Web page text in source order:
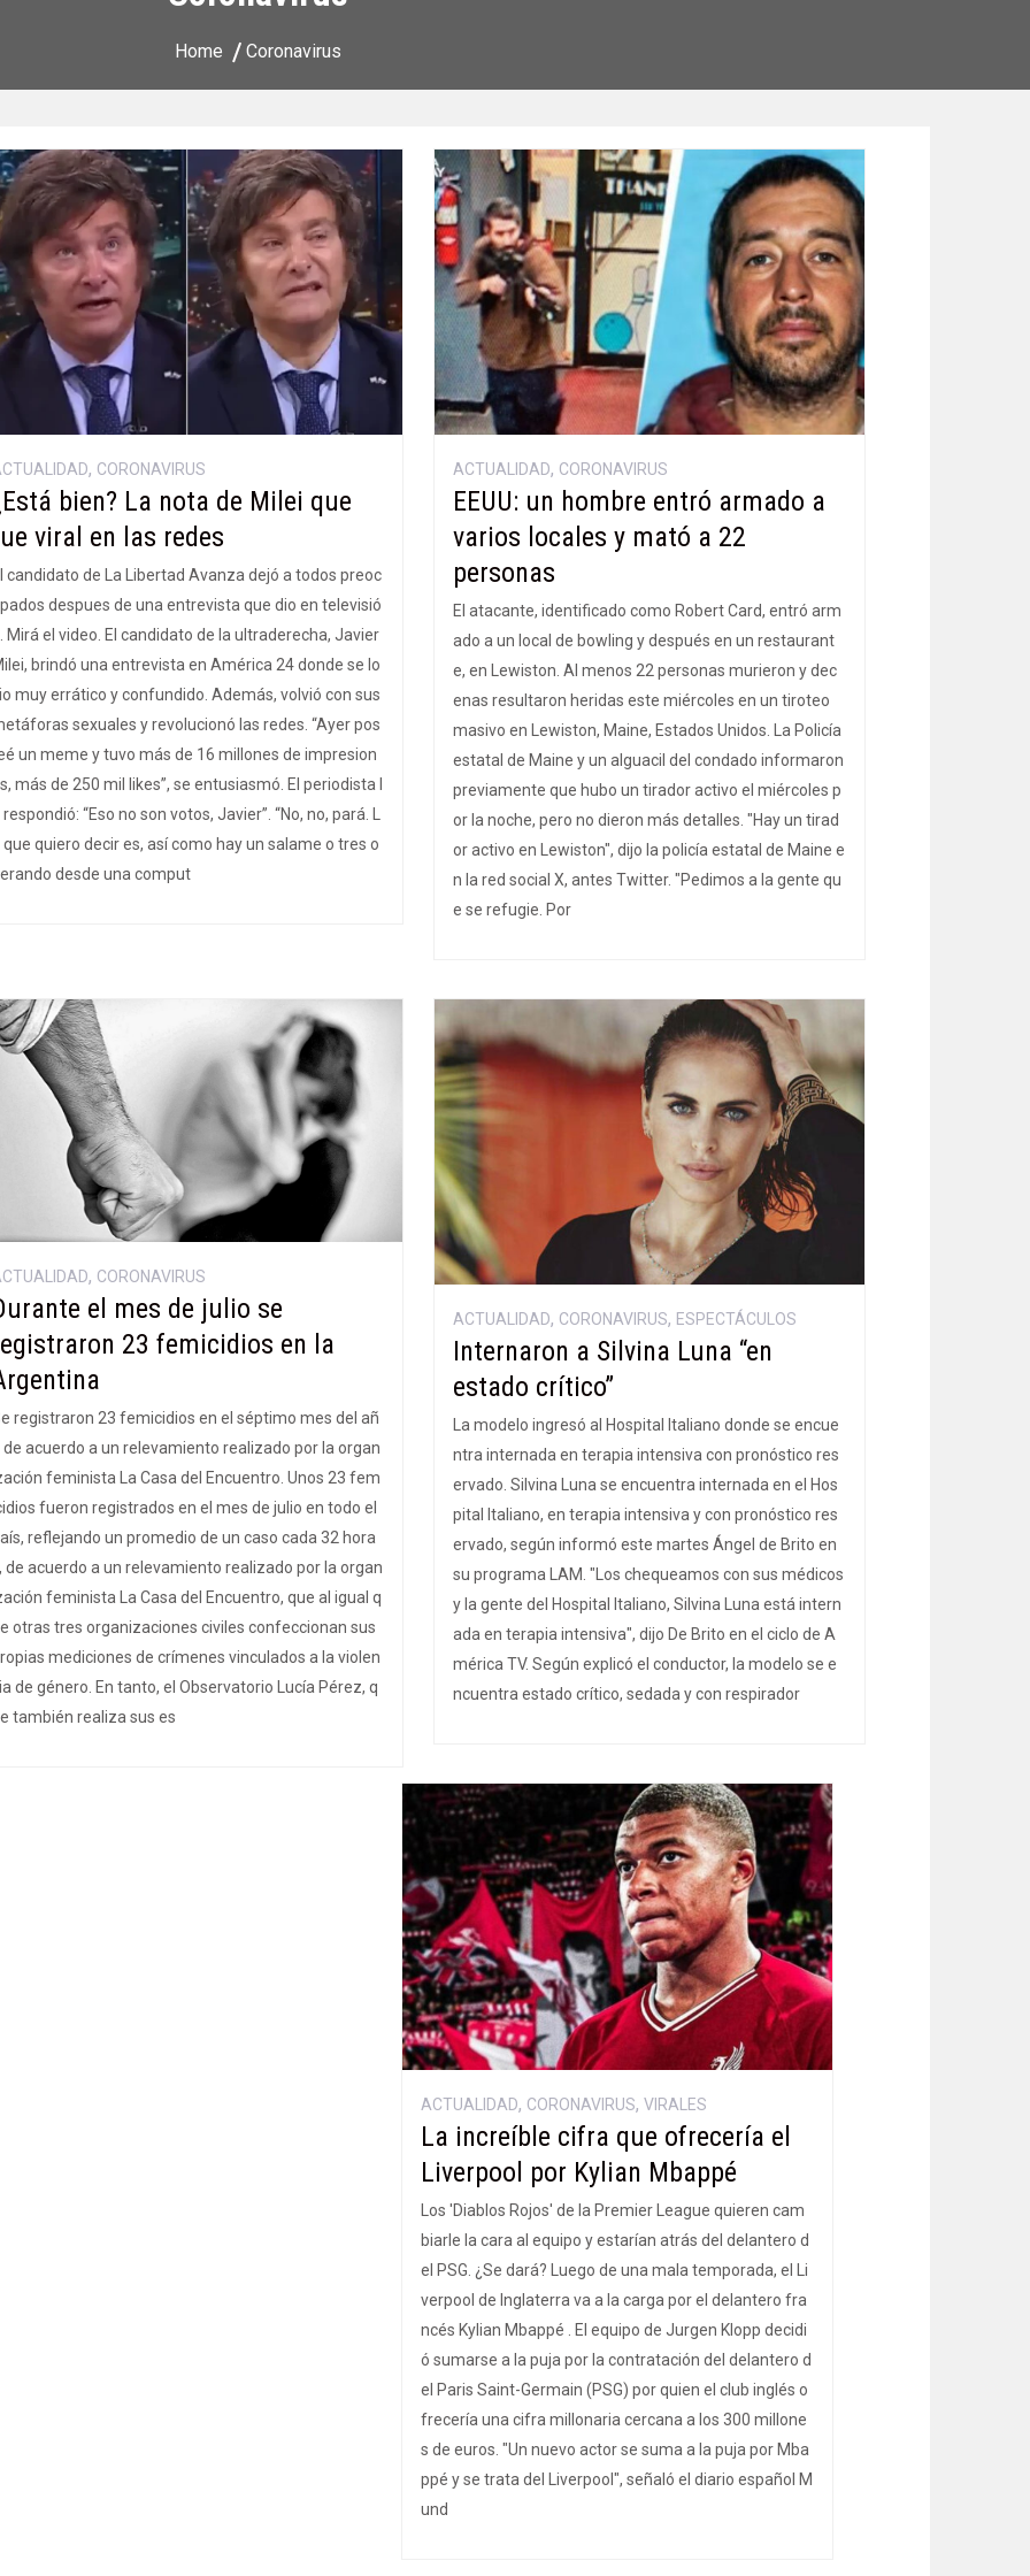
Home Coronavirus
, CORONAVIRUS
bien? La nota de Milei que
viral en las redes
candidato de La Libertad Avanza dejó a todos preoc
despues de una entrevista que dio en televisió
Mirá el video. El candidato de la ultraderecha, Javier
brindó una entrevista en América 24 donde se lo
muy errático y confundido. Además, volvió con sus
sexuales y revolucionó las redes. “Ayer pos
un meme y tuvo más de 16 millones de impresion
más de 250 mil likes”, se entusiasmó. El periodista l
respondió: “Eso no son votos, Javier”. “No, no, pará. L
que quiero decir es, así como hay un salame o tres o
desde una comput
ACTUALIDAD, CORONAVIRUS
EEUU: un hombre entró armado a
varios locales y mató a 22
personas
El atacante, identificado como Robert Card, entró arm
ado a un local de bowling y después en un restaurant
e, en Lewiston. Al menos 22 personas murieron y dec
enas resultaron heridas este miércoles en un tiroteo
masivo en Lewiston, Maine, Estados Unidos. La Policía
estatal de Maine y un alguacil del condado informaron
previamente que hubo un tirador activo el miércoles p
or la noche, pero no dieron más detalles. "Hay un tirad
or activo en Lewiston", dijo la policía estatal de Maine e
n la red social X, antes Twitter. "Pedimos a la gente qu
e se refugie. Por
, CORONAVIRUS
el mes de julio se
23 femicidios en la
registraron 23 femicidios en el séptimo mes del añ
de acuerdo a un relevamiento realizado por la organ
feminista La Casa del Encuentro. Unos 23 fem
fueron registrados en el mes de julio en todo el
reflejando un promedio de un caso cada 32 hora
de acuerdo a un relevamiento realizado por la organ
feminista La Casa del Encuentro, que al igual q
otras tres organizaciones civiles confeccionan sus
mediciones de crímenes vinculados a la violen
de género. En tanto, el Observatorio Lucía Pérez, q
también realiza sus es
ACTUALIDAD, CORONAVIRUS, ESPECTÁCULOS
Internaron a Silvina Luna “en
estado crítico”
La modelo ingresó al Hospital Italiano donde se encue
ntra internada en terapia intensiva con pronóstico res
ervado. Silvina Luna se encuentra internada en el Hos
pital Italiano, en terapia intensiva y con pronóstico res
ervado, según informó este martes Ángel de Brito en
su programa LAM. "Los chequeamos con sus médicos
y la gente del Hospital Italiano, Silvina Luna está intern
ada en terapia intensiva", dijo De Brito en el ciclo de A
mérica TV. Según explicó el conductor, la modelo se e
ncuentra estado crítico, sedada y con respirador
ACTUALIDAD, CORONAVIRUS, VIRALES
La increíble cifra que ofrecería el
Liverpool por Kylian Mbappé
Los 'Diablos Rojos' de la Premier League quieren cam
biarle la cara al equipo y estarían atrás del delantero d
el PSG. ¿Se dará? Luego de una mala temporada, el Li
verpool de Inglaterra va a la carga por el delantero fra
ncés Kylian Mbappé . El equipo de Jurgen Klopp decidi
ó sumarse a la puja por la contratación del delantero d
el Paris Saint-Germain (PSG) por quien el club inglés o
frecería una cifra millonaria cercana a los 300 millone
s de euros. "Un nuevo actor se suma a la puja por Mba
ppé y se trata del Liverpool", señaló el diario español M
und